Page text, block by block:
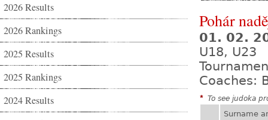
2026 Results
2026 Rankings
2025 Results
2025 Rankings
2024 Results
Pohár
01. 02.
U18, U23
Coaches:
* To see judoka
Surname